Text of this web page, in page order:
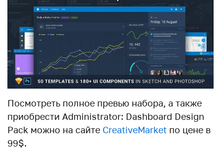
Посмотреть полное превью набора, а также
приобрести Administrator: Dashboard Design
Pack можно на сайте CreativeMarket по цене в
99$.